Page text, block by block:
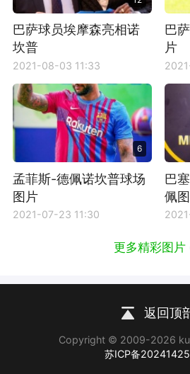
巴萨球员埃摩森亮相诺
坎普
2021-08-03 11:33
巴
片
6
孟菲斯-德佩诺坎普球场
图片
2021-07-23 11:30
巴
佩
更多精彩图片
返回顶
Copyright © 2009-2026
苏ICP备